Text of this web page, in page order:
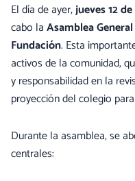
El día de ayer,jueves 12
cabo laAsamblea
Fundación. Esta
activos de la comunidad,
y responsabilidad en la
proyección del colegio
Durante la asamblea, se
centrales: